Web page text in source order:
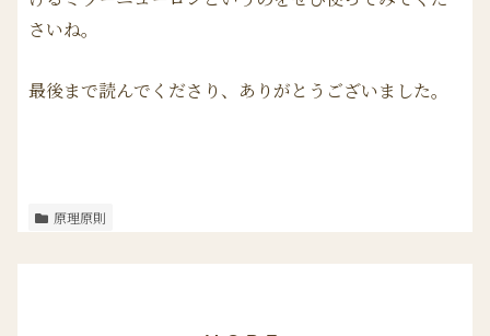
さいね。
最後まで読んでくださり、ありがとうございました。
原理原則